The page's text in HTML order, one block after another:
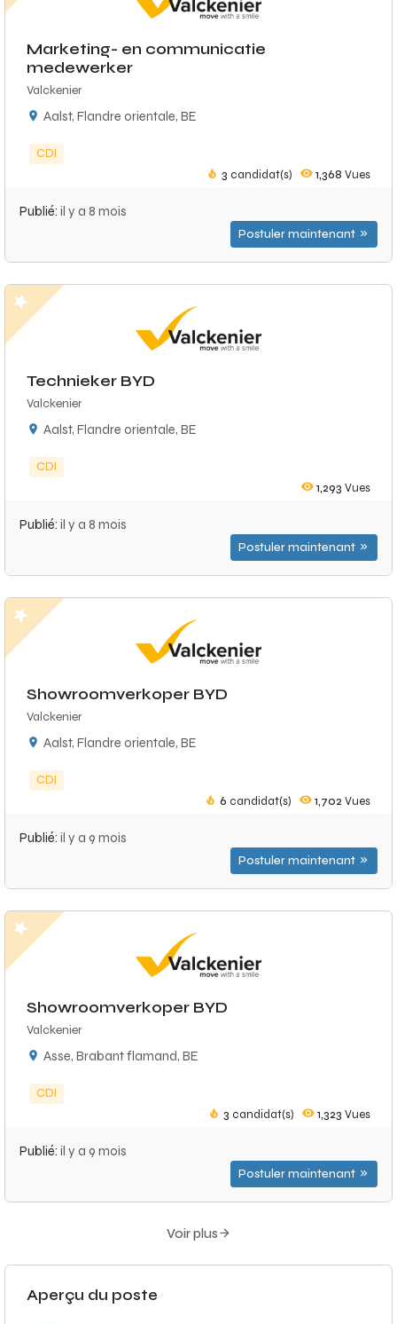
Marketing- en communicatie
medewerker
Valckenier
Aalst, Flandre orientale, BE
CDI
3 candidat(s) 1,368 Vues
Publié: il y a 8 mois
Postuler maintenant
Technieker BYD
Valckenier
Aalst, Flandre orientale, BE
CDI
1,293 Vues
Publié: il y a 8 mois
Postuler maintenant
Showroomverkoper BYD
Valckenier
Aalst, Flandre orientale, BE
CDI
6 candidat(s) 1,702 Vues
Publié: il y a 9 mois
Postuler maintenant
Showroomverkoper BYD
Valckenier
Asse, Brabant flamand, BE
CDI
3 candidat(s) 1,323 Vues
Publié: il y a 9 mois
Postuler maintenant
Voir plus
Aperçu du poste